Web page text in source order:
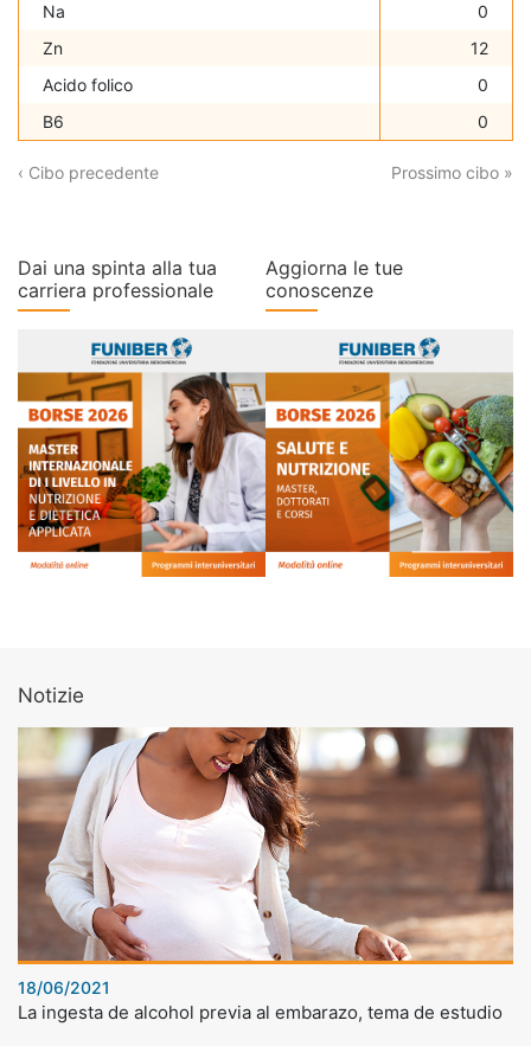
Na
0
Zn
12
Acido folico
0
B6
0
‹ Cibo precedente Prossimo cibo »
Dai una spinta alla tua
carriera professionale
Aggiorna le tue
conoscenze
Notizie
18/06/2021
La ingesta de alcohol previa al embarazo, tema de estudio